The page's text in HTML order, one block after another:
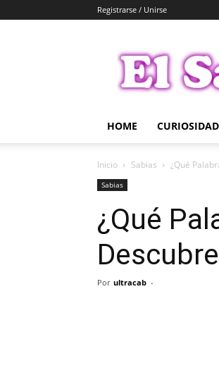
Registrarse / Unirse
HOME
Inicio Sabias ¿Qué
Sabias
¿Qué
Por ultracab -